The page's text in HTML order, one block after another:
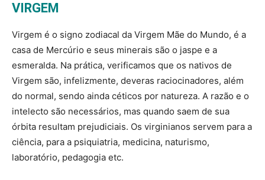
VIRGEM
Virgem é o signo zodiacal da Virgem Mãe do Mundo, é a
casa de Mercúrio e seus minerais são o jaspe e a
esmeralda. Na prática, verificamos que os nativos de
Virgem são, infelizmente, deveras raciocinadores, além
do normal, sendo ainda céticos por natureza. A razão e o
intelecto são necessários, mas quando saem de sua
órbita resultam prejudiciais. Os virginianos servem para a
ciência, para a psiquiatria, medicina, naturismo,
laboratório, pedagogia etc.